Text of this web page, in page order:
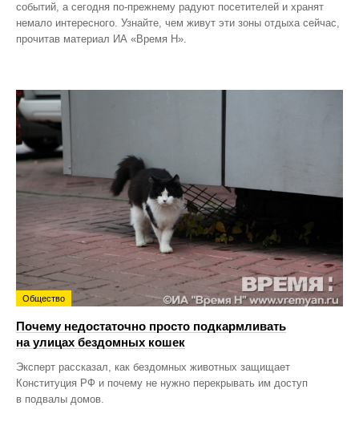
событий, а сегодня по‑прежнему радуют посетителей и хранят
немало интересного. Узнайте, чем живут эти зоны отдыха сейчас,
прочитав материал ИА «Время Н».
Общество
Почему недостаточно просто подкармливать
на улицах бездомных кошек
Эксперт рассказал, как бездомных животных защищает
Конституция РФ и почему не нужно перекрывать им доступ
в подвалы домов.